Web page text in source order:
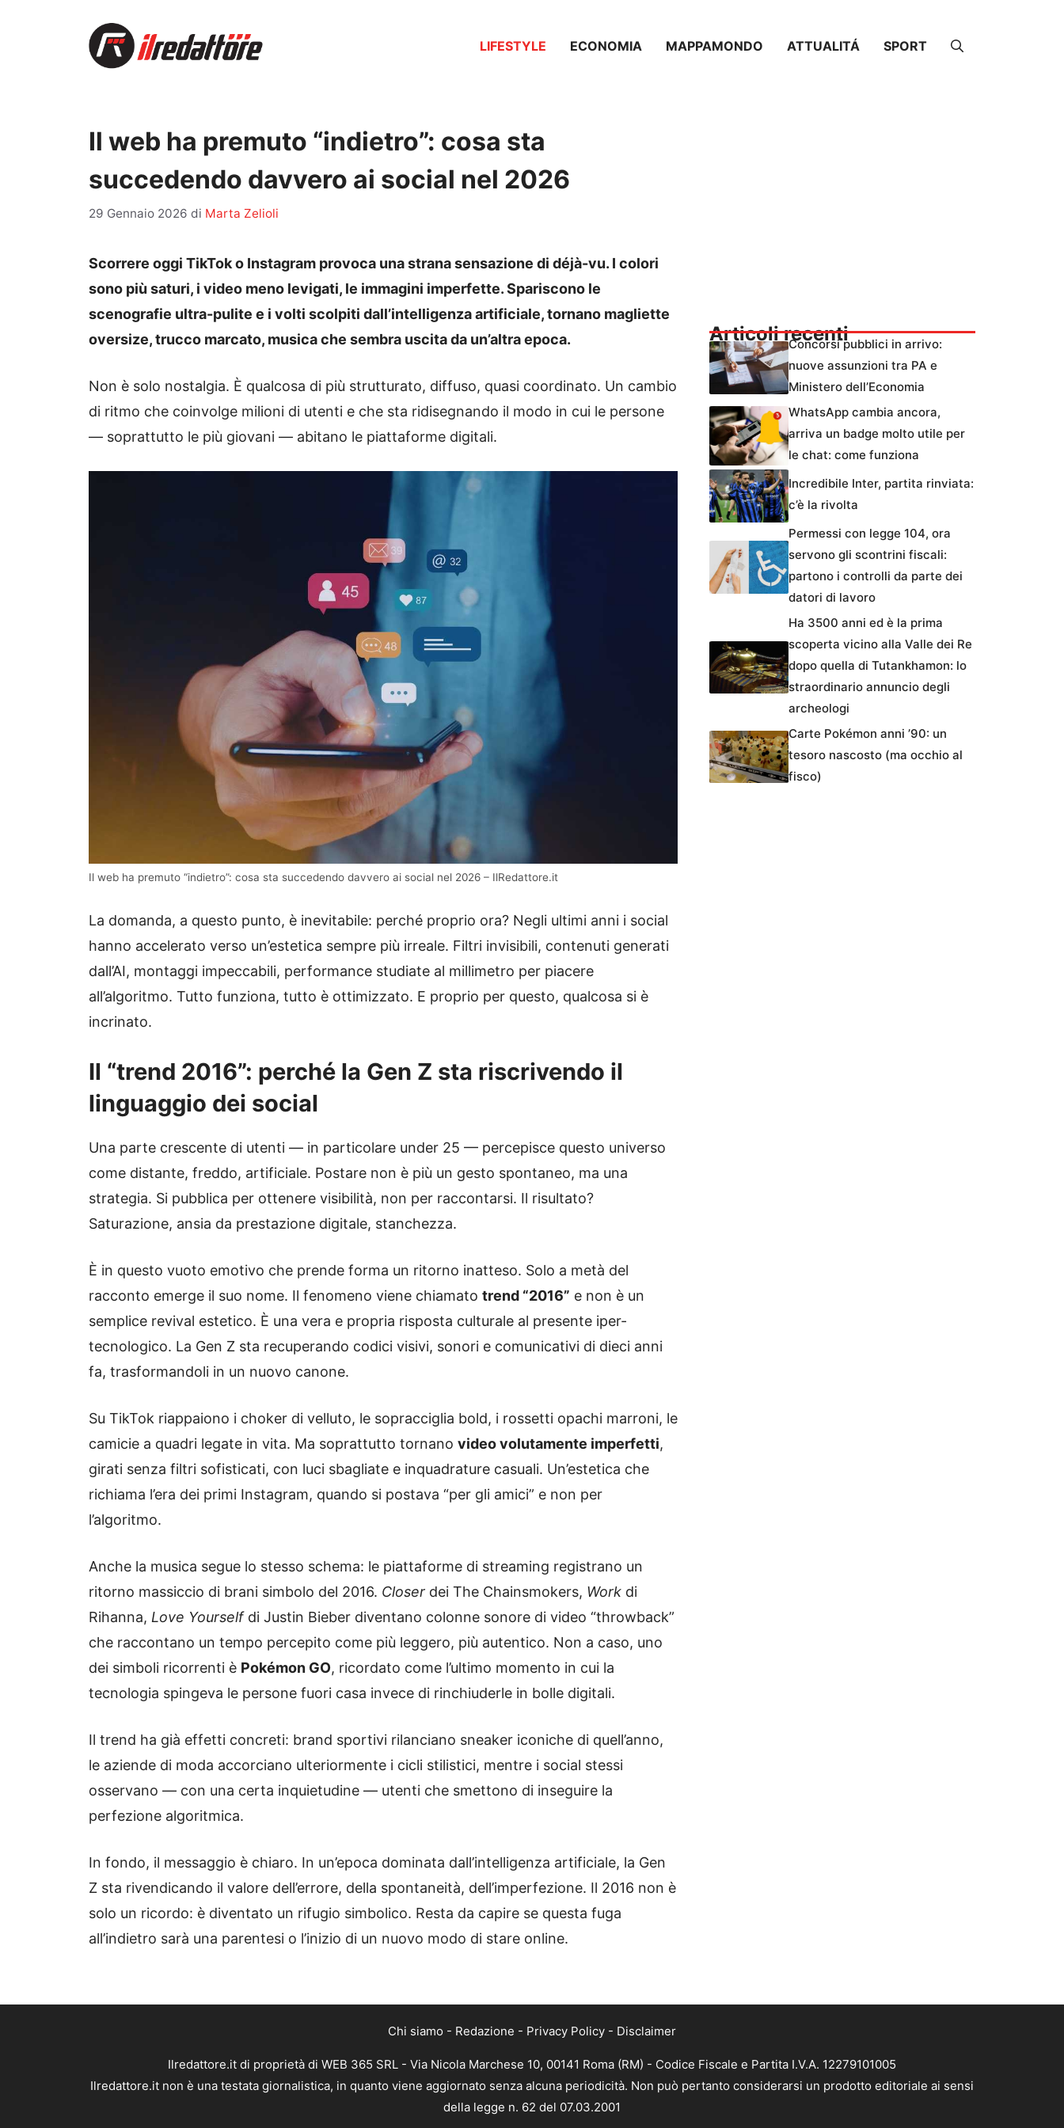
LIFESTYLE ECONOMIA MAPPAMONDO ATTUALITÁ SPORT
Il web ha premuto “indietro”: cosa sta
succedendo davvero ai social nel 2026
29 Gennaio 2026 di Marta Zelioli
Scorrere oggi TikTok o Instagram provoca una strana sensazione di déjà-vu. I colori
sono più saturi, i video meno levigati, le immagini imperfette. Spariscono le
scenografie ultra-pulite e i volti scolpiti dall’intelligenza artificiale, tornano magliette
oversize, trucco marcato, musica che sembra uscita da un’altra epoca.
Non è solo nostalgia. È qualcosa di più strutturato, diffuso, quasi coordinato. Un cambio
di ritmo che coinvolge milioni di utenti e che sta ridisegnando il modo in cui le persone
— soprattutto le più giovani — abitano le piattaforme digitali.
Il web ha premuto “indietro”: cosa sta succedendo davvero ai social nel 2026 – IlRedattore.it
La domanda, a questo punto, è inevitabile: perché proprio ora? Negli ultimi anni i social
hanno accelerato verso un’estetica sempre più irreale. Filtri invisibili, contenuti generati
dall’AI, montaggi impeccabili, performance studiate al millimetro per piacere
all’algoritmo. Tutto funziona, tutto è ottimizzato. E proprio per questo, qualcosa si è
incrinato.
Il “trend 2016”: perché la Gen Z sta riscrivendo il
linguaggio dei social
Una parte crescente di utenti — in particolare under 25 — percepisce questo universo
come distante, freddo, artificiale. Postare non è più un gesto spontaneo, ma una
strategia. Si pubblica per ottenere visibilità, non per raccontarsi. Il risultato?
Saturazione, ansia da prestazione digitale, stanchezza.
È in questo vuoto emotivo che prende forma un ritorno inatteso. Solo a metà del
racconto emerge il suo nome. Il fenomeno viene chiamato trend “2016” e non è un
semplice revival estetico. È una vera e propria risposta culturale al presente iper-
tecnologico. La Gen Z sta recuperando codici visivi, sonori e comunicativi di dieci anni
fa, trasformandoli in un nuovo canone.
Su TikTok riappaiono i choker di velluto, le sopracciglia bold, i rossetti opachi marroni, le
camicie a quadri legate in vita. Ma soprattutto tornano video volutamente imperfetti,
girati senza filtri sofisticati, con luci sbagliate e inquadrature casuali. Un’estetica che
richiama l’era dei primi Instagram, quando si postava “per gli amici” e non per
l’algoritmo.
Anche la musica segue lo stesso schema: le piattaforme di streaming registrano un
ritorno massiccio di brani simbolo del 2016. Closer dei The Chainsmokers, Work di
Rihanna, Love Yourselfdi Justin Bieber diventano colonne sonore di video “throwback”
che raccontano un tempo percepito come più leggero, più autentico. Non a caso, uno
dei simboli ricorrenti è Pokémon GO, ricordato come l’ultimo momento in cui la
tecnologia spingeva le persone fuori casa invece di rinchiuderle in bolle digitali.
Il trend ha già effetti concreti: brand sportivi rilanciano sneaker iconiche di quell’anno,
le aziende di moda accorciano ulteriormente i cicli stilistici, mentre i social stessi
osservano — con una certa inquietudine — utenti che smettono di inseguire la
perfezione algoritmica.
In fondo, il messaggio è chiaro. In un’epoca dominata dall’intelligenza artificiale, la Gen
Z sta rivendicando il valore dell’errore, della spontaneità, dell’imperfezione. Il 2016 non è
solo un ricordo: è diventato un rifugio simbolico. Resta da capire se questa fuga
all’indietro sarà una parentesi o l’inizio di un nuovo modo di stare online.
Articoli recentiConcorsi pubblici in arrivo:
nuove assunzioni tra PA e
Ministero dell’Economia
WhatsApp cambia ancora,
arriva un badge molto utile per
le chat: come funziona
Incredibile Inter, partita rinviata:
c’è la rivolta
Permessi con legge 104, ora
servono gli scontrini fiscali:
partono i controlli da parte dei
datori di lavoro
Ha 3500 anni ed è la prima
scoperta vicino alla Valle dei Re
dopo quella di Tutankhamon: lo
straordinario annuncio degli
archeologi
Carte Pokémon anni ’90: un
tesoro nascosto (ma occhio al
fisco)
Chi siamo - Redazione - Privacy Policy - Disclaimer
Ilredattore.it di proprietà di WEB 365 SRL - Via Nicola Marchese 10, 00141 Roma (RM) - Codice Fiscale e Partita I.V.A. 12279101005
Ilredattore.it non è una testata giornalistica, in quanto viene aggiornato senza alcuna periodicità. Non può pertanto considerarsi un prodotto editoriale ai sensi
della legge n. 62 del 07.03.2001